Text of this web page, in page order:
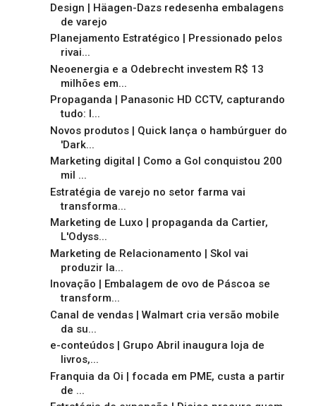
Design | Häagen-Dazs redesenha embalagens
de varejo
Planejamento Estratégico | Pressionado pelos
rivai...
Neoenergia e a Odebrecht investem R$ 13
milhões em...
Propaganda | Panasonic HD CCTV, capturando
tudo: l...
Novos produtos | Quick lança o hambúrguer do
'Dark...
Marketing digital | Como a Gol conquistou 200
mil ...
Estratégia de varejo no setor farma vai
transforma...
Marketing de Luxo | propaganda da Cartier,
L'Odyss...
Marketing de Relacionamento | Skol vai
produzir la...
Inovação | Embalagem de ovo de Páscoa se
transform...
Canal de vendas | Walmart cria versão mobile
da su...
e-conteúdos | Grupo Abril inaugura loja de
livros,...
Franquia da Oi | focada em PME, custa a partir
de ...